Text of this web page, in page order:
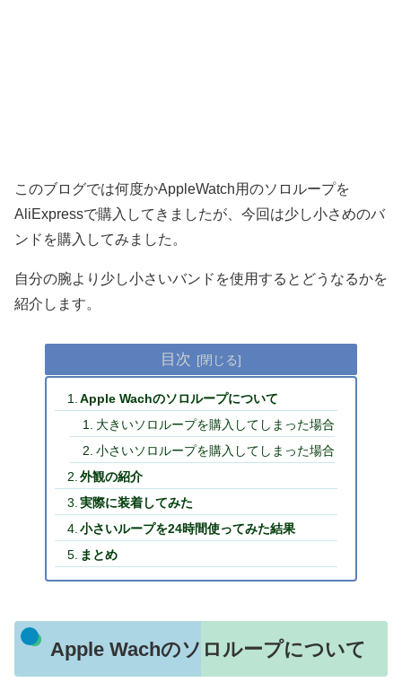
このブログでは何度かAppleWatch用のソロループを
AliExpressで購入してきましたが、今回は少し小さめのバ
ンドを購入してみました。
自分の腕より少し小さいバンドを使用するとどうなるかを
紹介します。
目次
Apple Wachのソロループについて
大きいソロループを購入してしまった場合
小さいソロループを購入してしまった場合
外観の紹介
実際に装着してみた
小さいループを24時間使ってみた結果
まとめ
Apple Wachのソロループについて